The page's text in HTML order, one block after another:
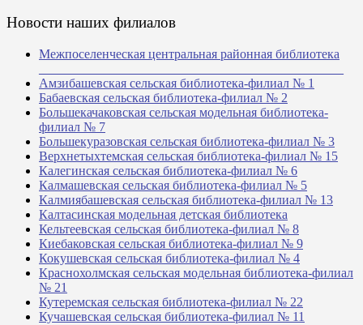
Новости наших филиалов
Межпоселенческая центральная районная библиотека
Амзибашевская сельская библиотека-филиал № 1
Бабаевская сельская библиотека-филиал № 2
Большекачаковская сельская модельная библиотека-
филиал № 7
Большекуразовская сельская библиотека-филиал № 3
Верхнетыхтемская сельская библиотека-филиал № 15
Калегинская сельская библиотека-филиал № 6
Калмашевская сельская библиотека-филиал № 5
Калмиябашевская сельская библиотека-филиал № 13
Калтасинская модельная детская библиотека
Кельтеевская сельская библиотека-филиал № 8
Киебаковская сельская библиотека-филиал № 9
Кокушевская сельская библиотека-филиал № 4
Краснохолмская сельская модельная библиотека-филиал
№ 21
Кутеремская сельская библиотека-филиал № 22
Кучашевская сельская библиотека-филиал № 11